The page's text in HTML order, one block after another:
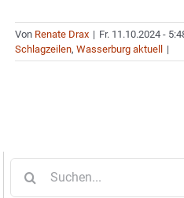
Von Renate Drax | Fr. 11.10.2024 -
Schlagzeilen, Wasserburg aktuell |
nach: